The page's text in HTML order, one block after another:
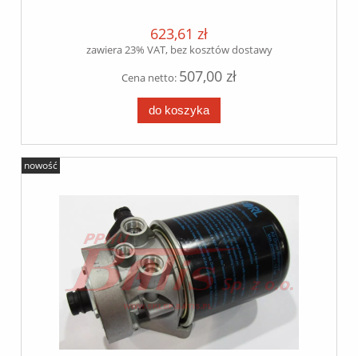
RENAULT / stosowane też do skrzyni
automatycznych /
623,61 zł
zawiera 23% VAT, bez kosztów dostawy
Cena netto: 507,00 zł
do koszyka
nowość